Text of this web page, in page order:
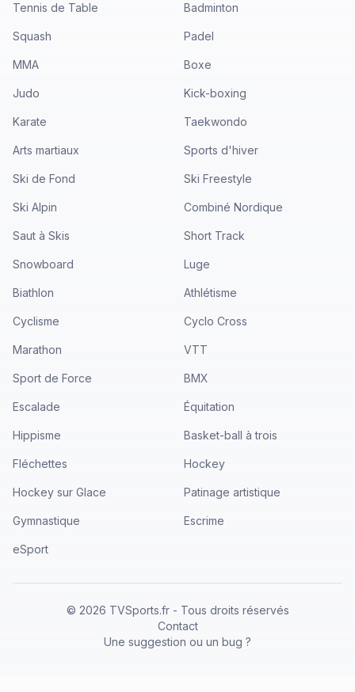
Tennis de Table Badminton
Squash Padel
MMA Boxe
Judo Kick-boxing
Karate Taekwondo
Arts martiaux Sports d'hiver
Ski de Fond Ski Freestyle
Ski Alpin Combiné Nordique
Saut à Skis Short Track
Snowboard Luge
Biathlon Athlétisme
Cyclisme Cyclo Cross
Marathon VTT
Sport de Force BMX
Escalade Équitation
Hippisme Basket-ball à trois
Fléchettes Hockey
Hockey sur Glace Patinage artistique
Gymnastique Escrime
eSport
© 2026 TVSports.fr - Tous droits réservés
Contact
Une suggestion ou un bug ?